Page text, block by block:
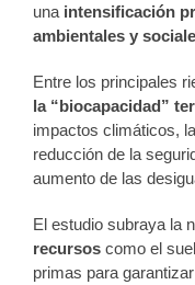
una intensificación
ambientales y
Entre los principales
la “biocapacidad”
impactos climáticos,
reducción de la
aumento de las
El estudio subraya la
recursos como el
primas para